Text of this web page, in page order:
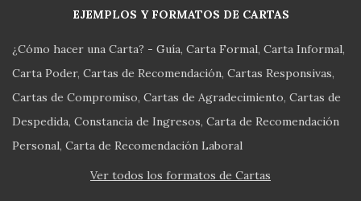
EJEMPLOS Y FORMATOS DE CARTAS
¿Cómo hacer una Carta? - Guía Carta Formal Carta Informal
Carta Poder Cartas de Recomendación Cartas Responsivas
Cartas de Compromiso Cartas de Agradecimiento Cartas de
Despedida Constancia de Ingresos Carta de Recomendación
Personal Carta de Recomendación Laboral
Ver todos los formatos de Cartas